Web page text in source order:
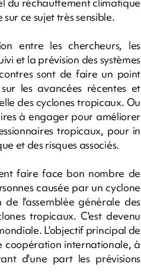
ce sujet très sensible.
entre les chercheurs, les
et la prévision des systèmes
sont de faire un point
les avancées récentes et
des cyclones tropicaux. Ou
à engager pour améliorer
tropicaux, pour in
et des risques associés.
faire face bon nombre de
causée par un cyclone
l'assemblée générale des
tropicaux. C'est devenu
L'objectif principal de
coopération internationale, à
d'une part les prévisions